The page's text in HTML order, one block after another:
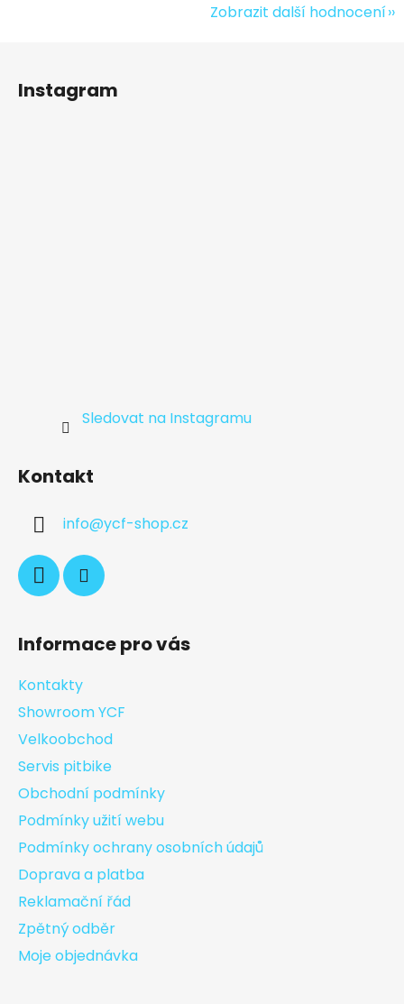
Zobrazit další hodnocení
Instagram
Sledovat na Instagramu
Kontakt
info@ycf-shop.cz
Informace pro vás
Kontakty
Showroom YCF
Velkoobchod
Servis pitbike
Obchodní podmínky
Podmínky užití webu
Podmínky ochrany osobních údajů
Doprava a platba
Reklamační řád
Zpětný odběr
Moje objednávka